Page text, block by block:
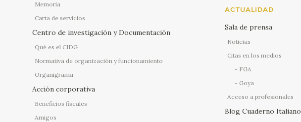
Memoria
Carta de servicios
Centro de investigación y Documentación
Qué es el CIDG
Normativa de organización y funcionamiento
Organigrama
Acción corporativa
Beneficios fiscales
Amigos
ACTUALIDAD
Sala de prensa
Noticias
Citas en los medios
FGA
Goya
Acceso a profesionales
Blog Cuaderno Italiano